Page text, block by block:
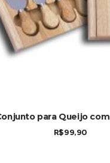
para Queijo
R$99,90